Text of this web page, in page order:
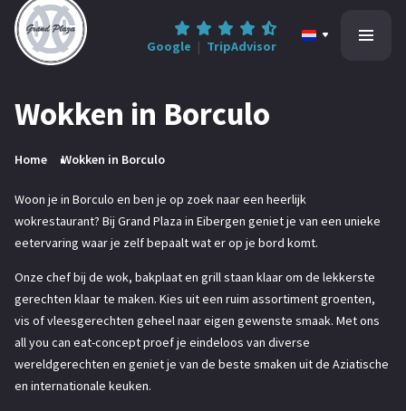
Google | TripAdvisor
Informatie
Contact
Reserveren 0545-47 78 68
Wokken in Borculo
Home Wokken in Borculo
Woon je in Borculo en ben je op zoek naar een heerlijk
wokrestaurant? Bij Grand Plaza in Eibergen geniet je van een unieke
eetervaring waar je zelf bepaalt wat er op je bord komt.
Onze chef bij de wok, bakplaat en grill staan klaar om de lekkerste
gerechten klaar te maken. Kies uit een ruim assortiment groenten,
vis of vleesgerechten geheel naar eigen gewenste smaak. Met ons
all you can eat-concept proef je eindeloos van diverse
wereldgerechten en geniet je van de beste smaken uit de Aziatische
en internationale keuken.